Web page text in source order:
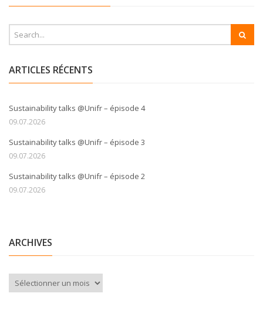
ARTICLES RÉCENTS
Sustainability talks @Unifr – épisode 4
09.07.2026
Sustainability talks @Unifr – épisode 3
09.07.2026
Sustainability talks @Unifr – épisode 2
09.07.2026
ARCHIVES
Archives